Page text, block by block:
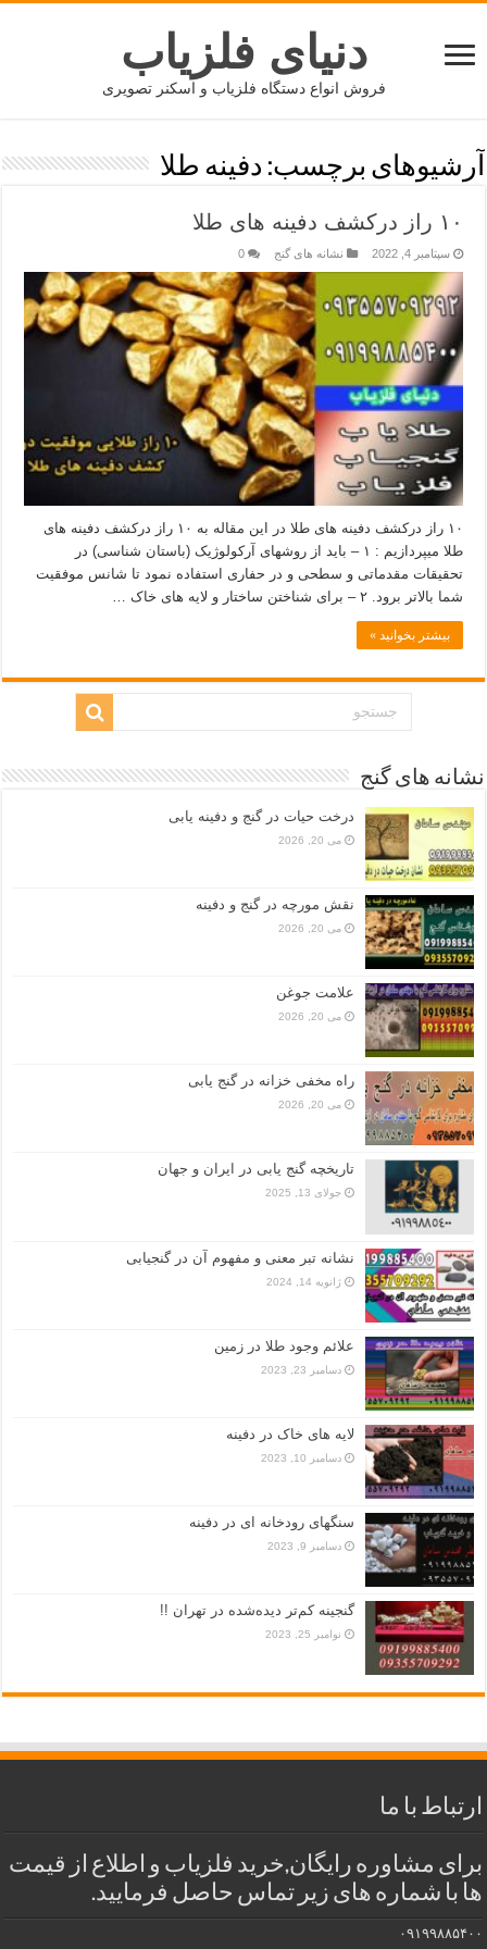
دنیای فلزیاب
فروش انواع دستگاه فلزیاب و اسکنر تصویری
آرشیوهای برچسب: دفینه طلا
۱۰ راز درکشف دفینه های طلا
سپتامبر 4, 2022 نشانه های گنج 0
۱۰ راز درکشف دفینه های طلا در این مقاله به ۱۰ راز درکشف دفینه های
طلا میپردازیم : ۱ – باید از روشهای آرکولوژیک (باستان شناسی) در
تحقیقات مقدماتی و سطحی و در حفاری استفاده نمود تا شانس موفقیت
شما بالاتر برود. ۲ – برای شناختن ساختار و لایه های خاک …
بیشتر بخوانید »
نشانه های گنج
درخت حیات در گنج و دفینه یابی
می 20, 2026
نقش مورچه در گنج و دفینه
می 20, 2026
علامت جوغن
می 20, 2026
راه مخفی خزانه در گنج یابی
می 20, 2026
تاریخچه گنج‌ یابی در ایران و جهان
جولای 13, 2025
نشانه تبر معنی و مفهوم آن در گنجیابی
ژانویه 14, 2024
علائم وجود طلا در زمین
دسامبر 23, 2023
لایه های خاک در دفینه
دسامبر 10, 2023
سنگهای رودخانه ای در دفینه
دسامبر 9, 2023
گنجینه کم‌تر دیده‌شده در تهران !!
نوامبر 25, 2023
ارتباط با ما
برای مشاوره رایگان,خرید فلزیاب و اطلاع از قیمت
ها با شماره های زیر تماس حاصل فرمایید.
۰۹۱۹۹۸۸۵۴۰۰